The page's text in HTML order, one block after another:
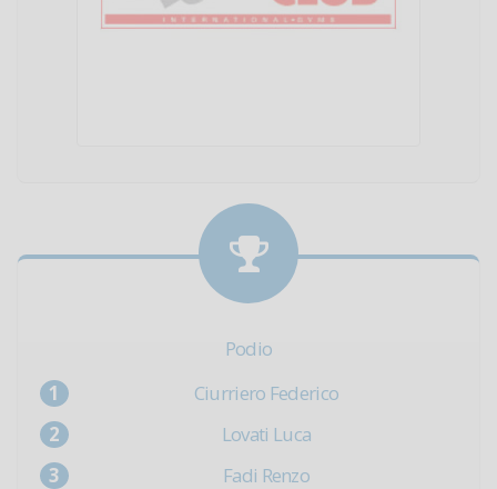
Podio
Ciurriero Federico
Lovati Luca
Fadi Renzo